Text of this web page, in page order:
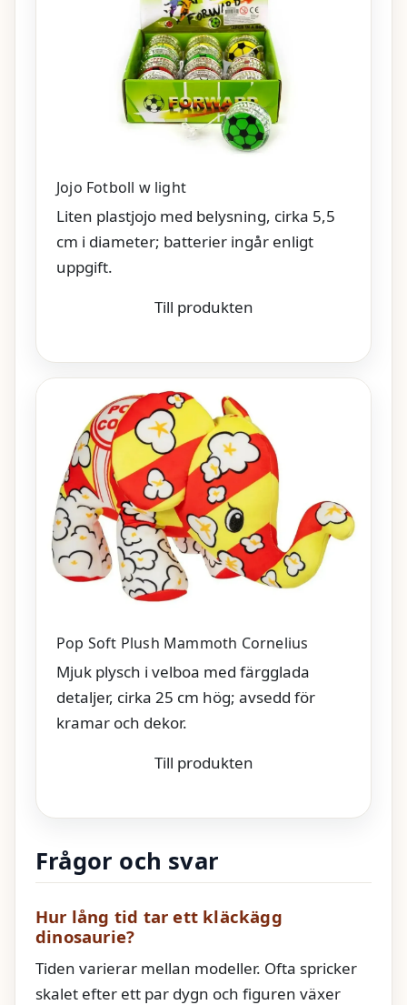
Jojo Fotboll w light
Liten plastjojo med belysning, cirka 5,5
cm i diameter; batterier ingår enligt
uppgift.
Till produkten
Pop Soft Plush Mammoth Cornelius
Mjuk plysch i velboa med färgglada
detaljer, cirka 25 cm hög; avsedd för
kramar och dekor.
Till produkten
Frågor och svar
Hur lång tid tar ett kläckägg
dinosaurie?
Tiden varierar mellan modeller. Ofta spricker
skalet efter ett par dygn och figuren växer